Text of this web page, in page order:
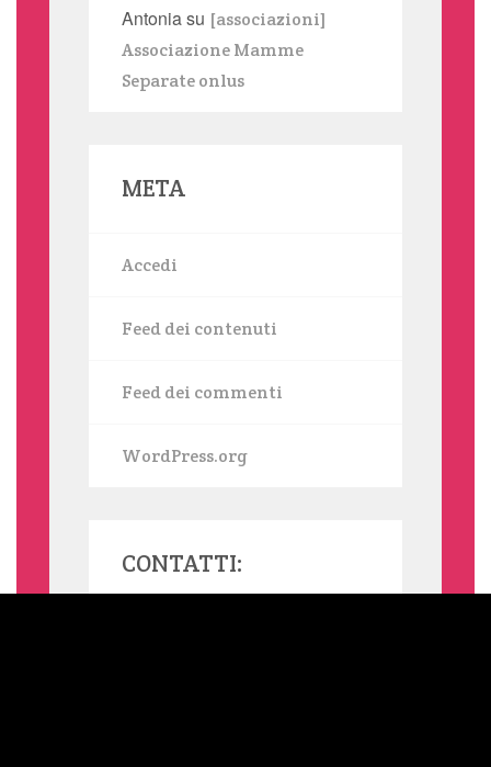
Antoniasu [associazioni]
Associazione Mamme
Separate onlus
META
Accedi
Feed dei contenuti
Feed dei commenti
WordPress.org
CONTATTI: